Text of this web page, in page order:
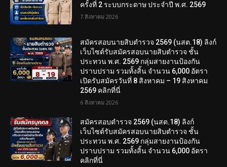
ครั้งที่ 2 ระบบกระดาษ ประจำปี พ.ศ. 2569
7 สิงหาคม 2026
สมัครสอบนายสิบตำรวจ 2569 (นสต.18) ลิงก์
เว็บไซต์รับสมัครสอบนายสิบตำรวจ ชั้น
ประทวน พ.ศ. 2569 กลุ่มสายงานป้องกัน
ปราบปราม รวมทั้งสิ้น จำนวน 6,000 อัตรา
เปิดรับสมัครวันที่ 8 สิงหาคม – 19 สิงหาคม
2569 คลิกที่นี่
6 สิงหาคม 2026
สมัครสอบตํารวจ 2569 (นสต.18) ลิงก์
เว็บไซต์รับสมัครสอบนายสิบตำรวจ ชั้น
ประทวน พ.ศ. 2569 กลุ่มสายงานป้องกัน
ปราบปราม รวมทั้งสิ้น จำนวน 6,000 อัตรา
คลิกที่นี่